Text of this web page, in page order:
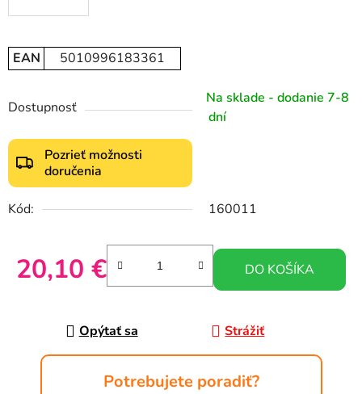
EAN 5010996183361
Dostupnosť
Na sklade - dodanie 7-8
dní
Pozrieť možnosti
doručenia
Kód: 160011
20,10 € DO KOŠÍKA
Opýtať sa Strážiť
Potrebujete poradiť?